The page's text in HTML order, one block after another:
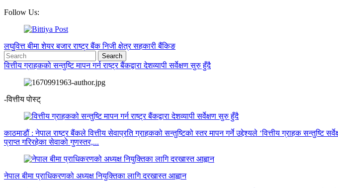
Follow Us:
लघुवित्तबीमाशेयर बजारराष्ट्र बैंकनिजी क्षेत्रसहकारीबैंकिङ
वित्तीय ग्राहकको सन्तुष्टि मापन गर्न राष्ट्र बैंकद्वारा देशव्यापी सर्वेक्षण सुरु हुँदै
-वित्तीय पोस्ट्
काठमाडौं : नेपाल राष्ट्र बैंकले वित्तीय सेवाप्रति ग्राहकको सन्तुष्टिको स्तर मापन गर्ने उद्देश्यले ‘वित्तीय ग्राहक
प्राप्त गरिरहेका सेवाको गुणस्तर,...
नेपाल बीमा प्राधिकरणको अध्यक्ष नियुक्तिका लागि दरखास्त आह्वान